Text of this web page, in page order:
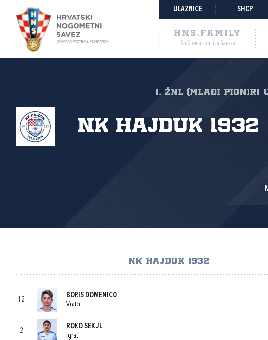
ULAZNICE SHOP
HNS.FAMILY
Službena stranica Saveza
1. ŽNL (mlađi pioniri
NK Hajduk 1932
NK HAJDUK 1932
12
BORIS DOMENICO
Vratar
2
ROKO SEKUL
Igrač